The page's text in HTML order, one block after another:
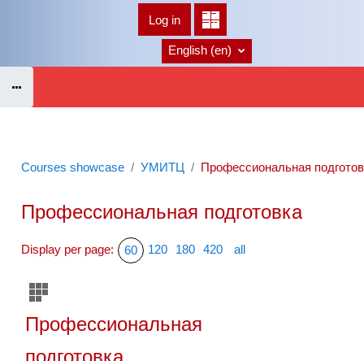
Log in
English ‎(en)‎
Courses showcase УМИТЦ Профессиональная
Профессиональная подготовка
Display per page: 60 120 180 420 all
Профессиональная
подготовка